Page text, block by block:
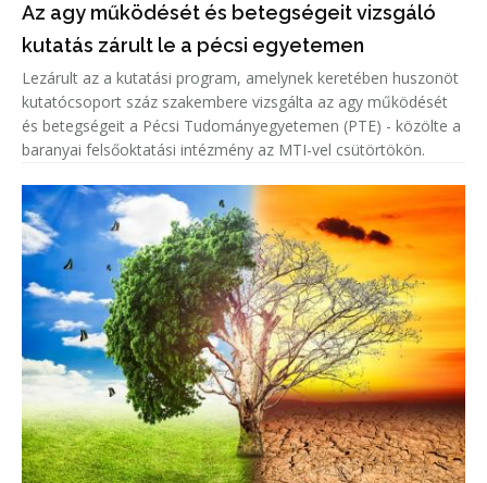
Az agy működését és betegségeit vizsgáló
kutatás zárult le a pécsi egyetemen
Lezárult az a kutatási program, amelynek keretében huszonöt
kutatócsoport száz szakembere vizsgálta az agy működését
és betegségeit a Pécsi Tudományegyetemen (PTE) - közölte a
baranyai felsőoktatási intézmény az MTI-vel csütörtökön.